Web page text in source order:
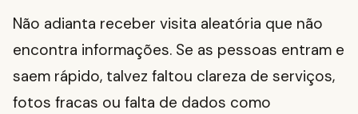
Não adianta receber visita aleatória que não
encontra informações. Se as pessoas entram e
saem rápido, talvez faltou clareza de serviços,
fotos fracas ou falta de dados como